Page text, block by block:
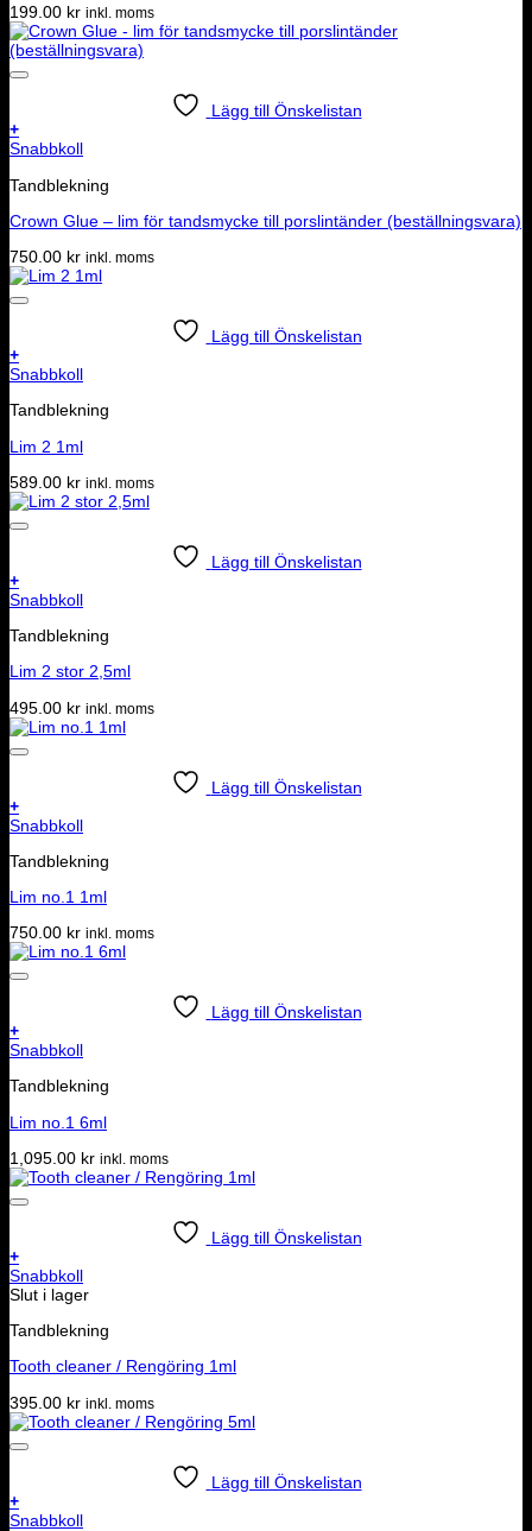
199.00 kr inkl. moms
Lägg till Önskelistan
+
Snabbkoll
Tandblekning
Crown Glue – lim för tandsmycke till porslintänder (beställningsvara)
750.00 kr inkl. moms
Lägg till Önskelistan
+
Snabbkoll
Tandblekning
Lim 2 1ml
589.00 kr inkl. moms
Lägg till Önskelistan
+
Snabbkoll
Tandblekning
Lim 2 stor 2,5ml
495.00 kr inkl. moms
Lägg till Önskelistan
+
Snabbkoll
Tandblekning
Lim no.1 1ml
750.00 kr inkl. moms
Lägg till Önskelistan
+
Snabbkoll
Tandblekning
Lim no.1 6ml
1,095.00 kr inkl. moms
Lägg till Önskelistan
+
Snabbkoll
Slut i lager
Tandblekning
Tooth cleaner / Rengöring 1ml
395.00 kr inkl. moms
Lägg till Önskelistan
+
Snabbkoll